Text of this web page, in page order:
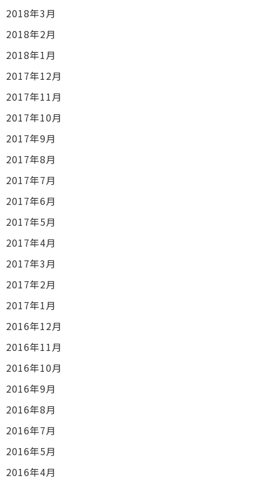
2018年3月
2018年2月
2018年1月
2017年12月
2017年11月
2017年10月
2017年9月
2017年8月
2017年7月
2017年6月
2017年5月
2017年4月
2017年3月
2017年2月
2017年1月
2016年12月
2016年11月
2016年10月
2016年9月
2016年8月
2016年7月
2016年5月
2016年4月